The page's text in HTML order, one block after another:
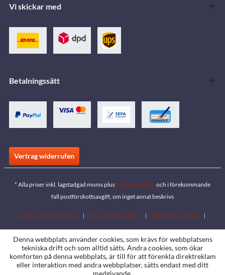
Vi skickar med
Betalningssätt
Vertrag widerrufen
* Alla priser inkl. lagstadgad moms plusfraktkostnaderoch i förekommande
fall postförskottsavgift, om inget annat beskrivs
Gratis nedladdningar Sök återförsäljare
Bli återförsäljare
Ladda ner kataloger
Contact Jobs Platser
Denna webbplats använder cookies, som krävs för webbplatsens
tekniska drift och som alltid sätts. Andra cookies, som ökar
komforten på denna webbplats, är till för att förenkla direktreklam
eller interaktion med andra webbplatser, sätts endast med ditt
medgivande.